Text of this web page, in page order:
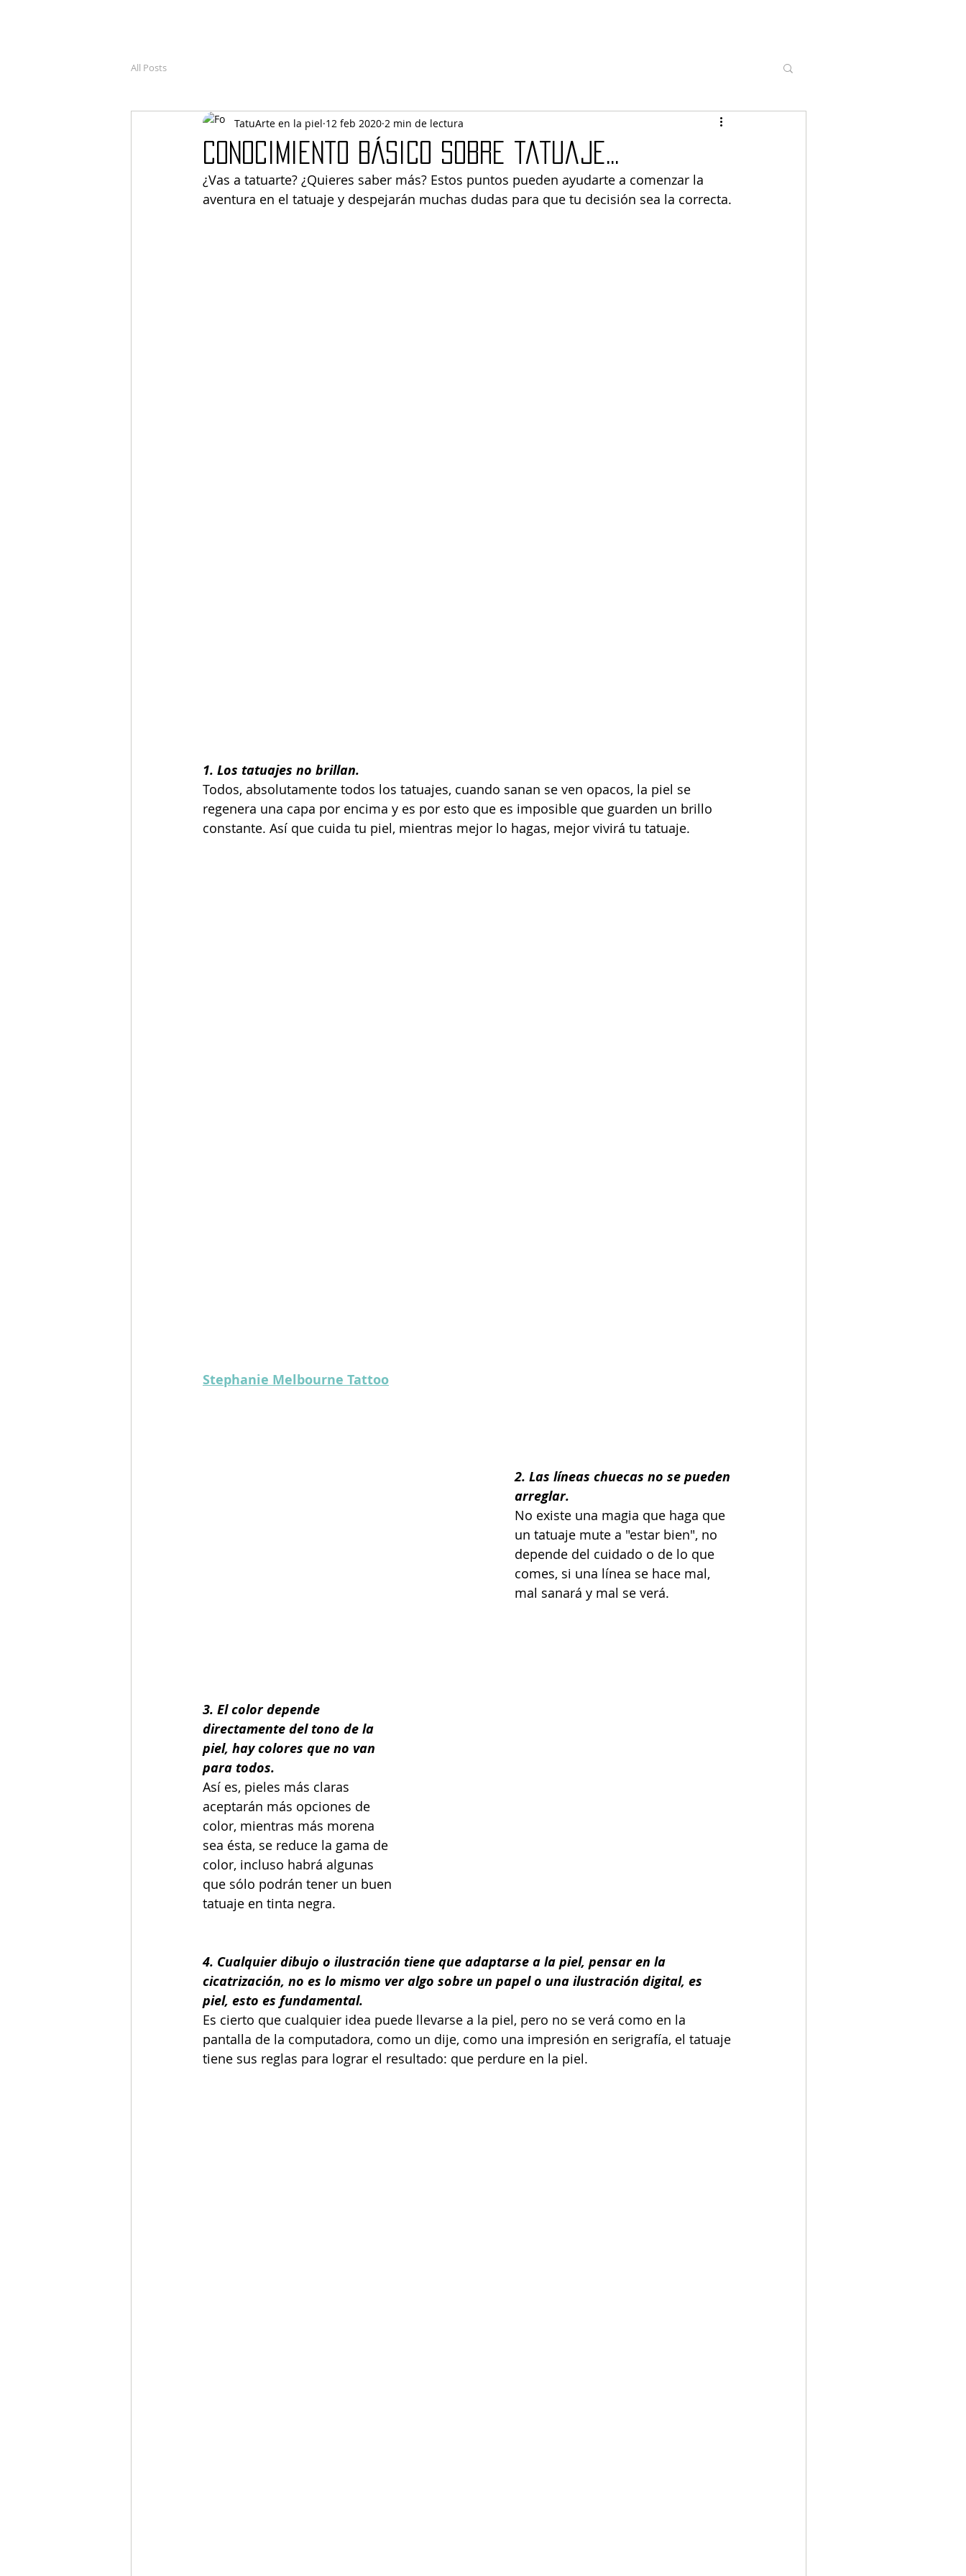
All Posts
Conocimiento básico sobre tatuaje...
TatuArte en la piel 12 feb 2020 2 min de lectura
¿Vas a tatuarte? ¿Quieres saber más? Estos puntos pueden ayudarte a comenzar la
aventura en el tatuaje y despejarán muchas dudas para que tu decisión sea la correcta.
1. Los tatuajes no brillan.
Todos, absolutamente todos los tatuajes, cuando sanan se ven opacos, la piel se
regenera una capa por encima y es por esto que es imposible que guarden un brillo
constante. Así que cuida tu piel, mientras mejor lo hagas, mejor vivirá tu tatuaje.
Stephanie Melbourne Tattoo
2. Las líneas chuecas no se pueden
arreglar.
No existe una magia que haga que
un tatuaje mute a "estar bien", no
depende del cuidado o de lo que
comes, si una línea se hace mal,
mal sanará y mal se verá.
3. El color depende
directamente del tono de la
piel, hay colores que no van
para todos.
Así es, pieles más claras
aceptarán más opciones de
color, mientras más morena
sea ésta, se reduce la gama de
color, incluso habrá algunas
que sólo podrán tener un buen
tatuaje en tinta negra.
4. Cualquier dibujo o ilustración tiene que adaptarse a la piel, pensar en la
cicatrización, no es lo mismo ver algo sobre un papel o una ilustración digital, es
piel, esto es fundamental.
Es cierto que cualquier idea puede llevarse a la piel, pero no se verá como en la
pantalla de la computadora, como un dije, como una impresión en serigrafía, el tatuaje
tiene sus reglas para lograr el resultado: que perdure en la piel.